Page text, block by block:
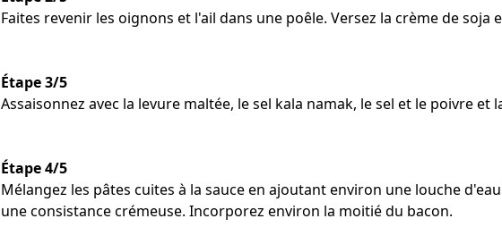
Faites revenir les oignons et l'ail dans une poêle. Versez la crème de soja
Étape 3/5
Assaisonnez avec la levure maltée, le sel kala namak, le sel et le poivre et
Étape 4/5
Mélangez les pâtes cuites à la sauce en ajoutant environ une louche
une consistance crémeuse. Incorporez environ la moitié du bacon.